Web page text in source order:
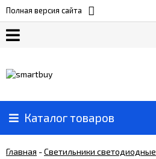
Полная версия сайта
Каталог товаров
Главная -Светильники светодиодные